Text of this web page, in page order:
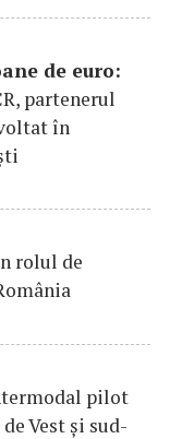
de euro:
partenerul
în
rolul de
pilot
Vest și sud-